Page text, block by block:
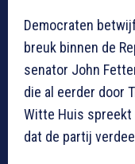
Democraten
breuk binnen de
senator John
die al eerder door
Witte Huis
dat de partij